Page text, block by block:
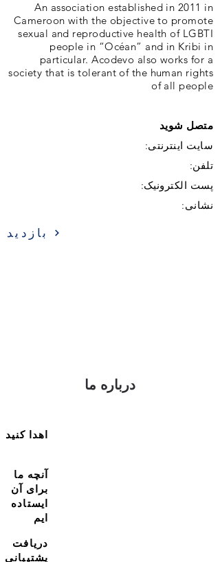
An association established in 2011 in
Cameroon with the objective to promote
sexual and reproductive health of LGBTI
people in “Océan” and in Kribi in
particular. Acodevo also works for a
society that is tolerant of the human rights
of all people
متصل شوید
سایت اینترنتی:
تلفن:
پست الکترونیک:
نشانی:
بازدید
درباره ما
اهدا کنید
آنچه ما
برای آن
ایستاده
ایم
دریافت
پشتیبانی